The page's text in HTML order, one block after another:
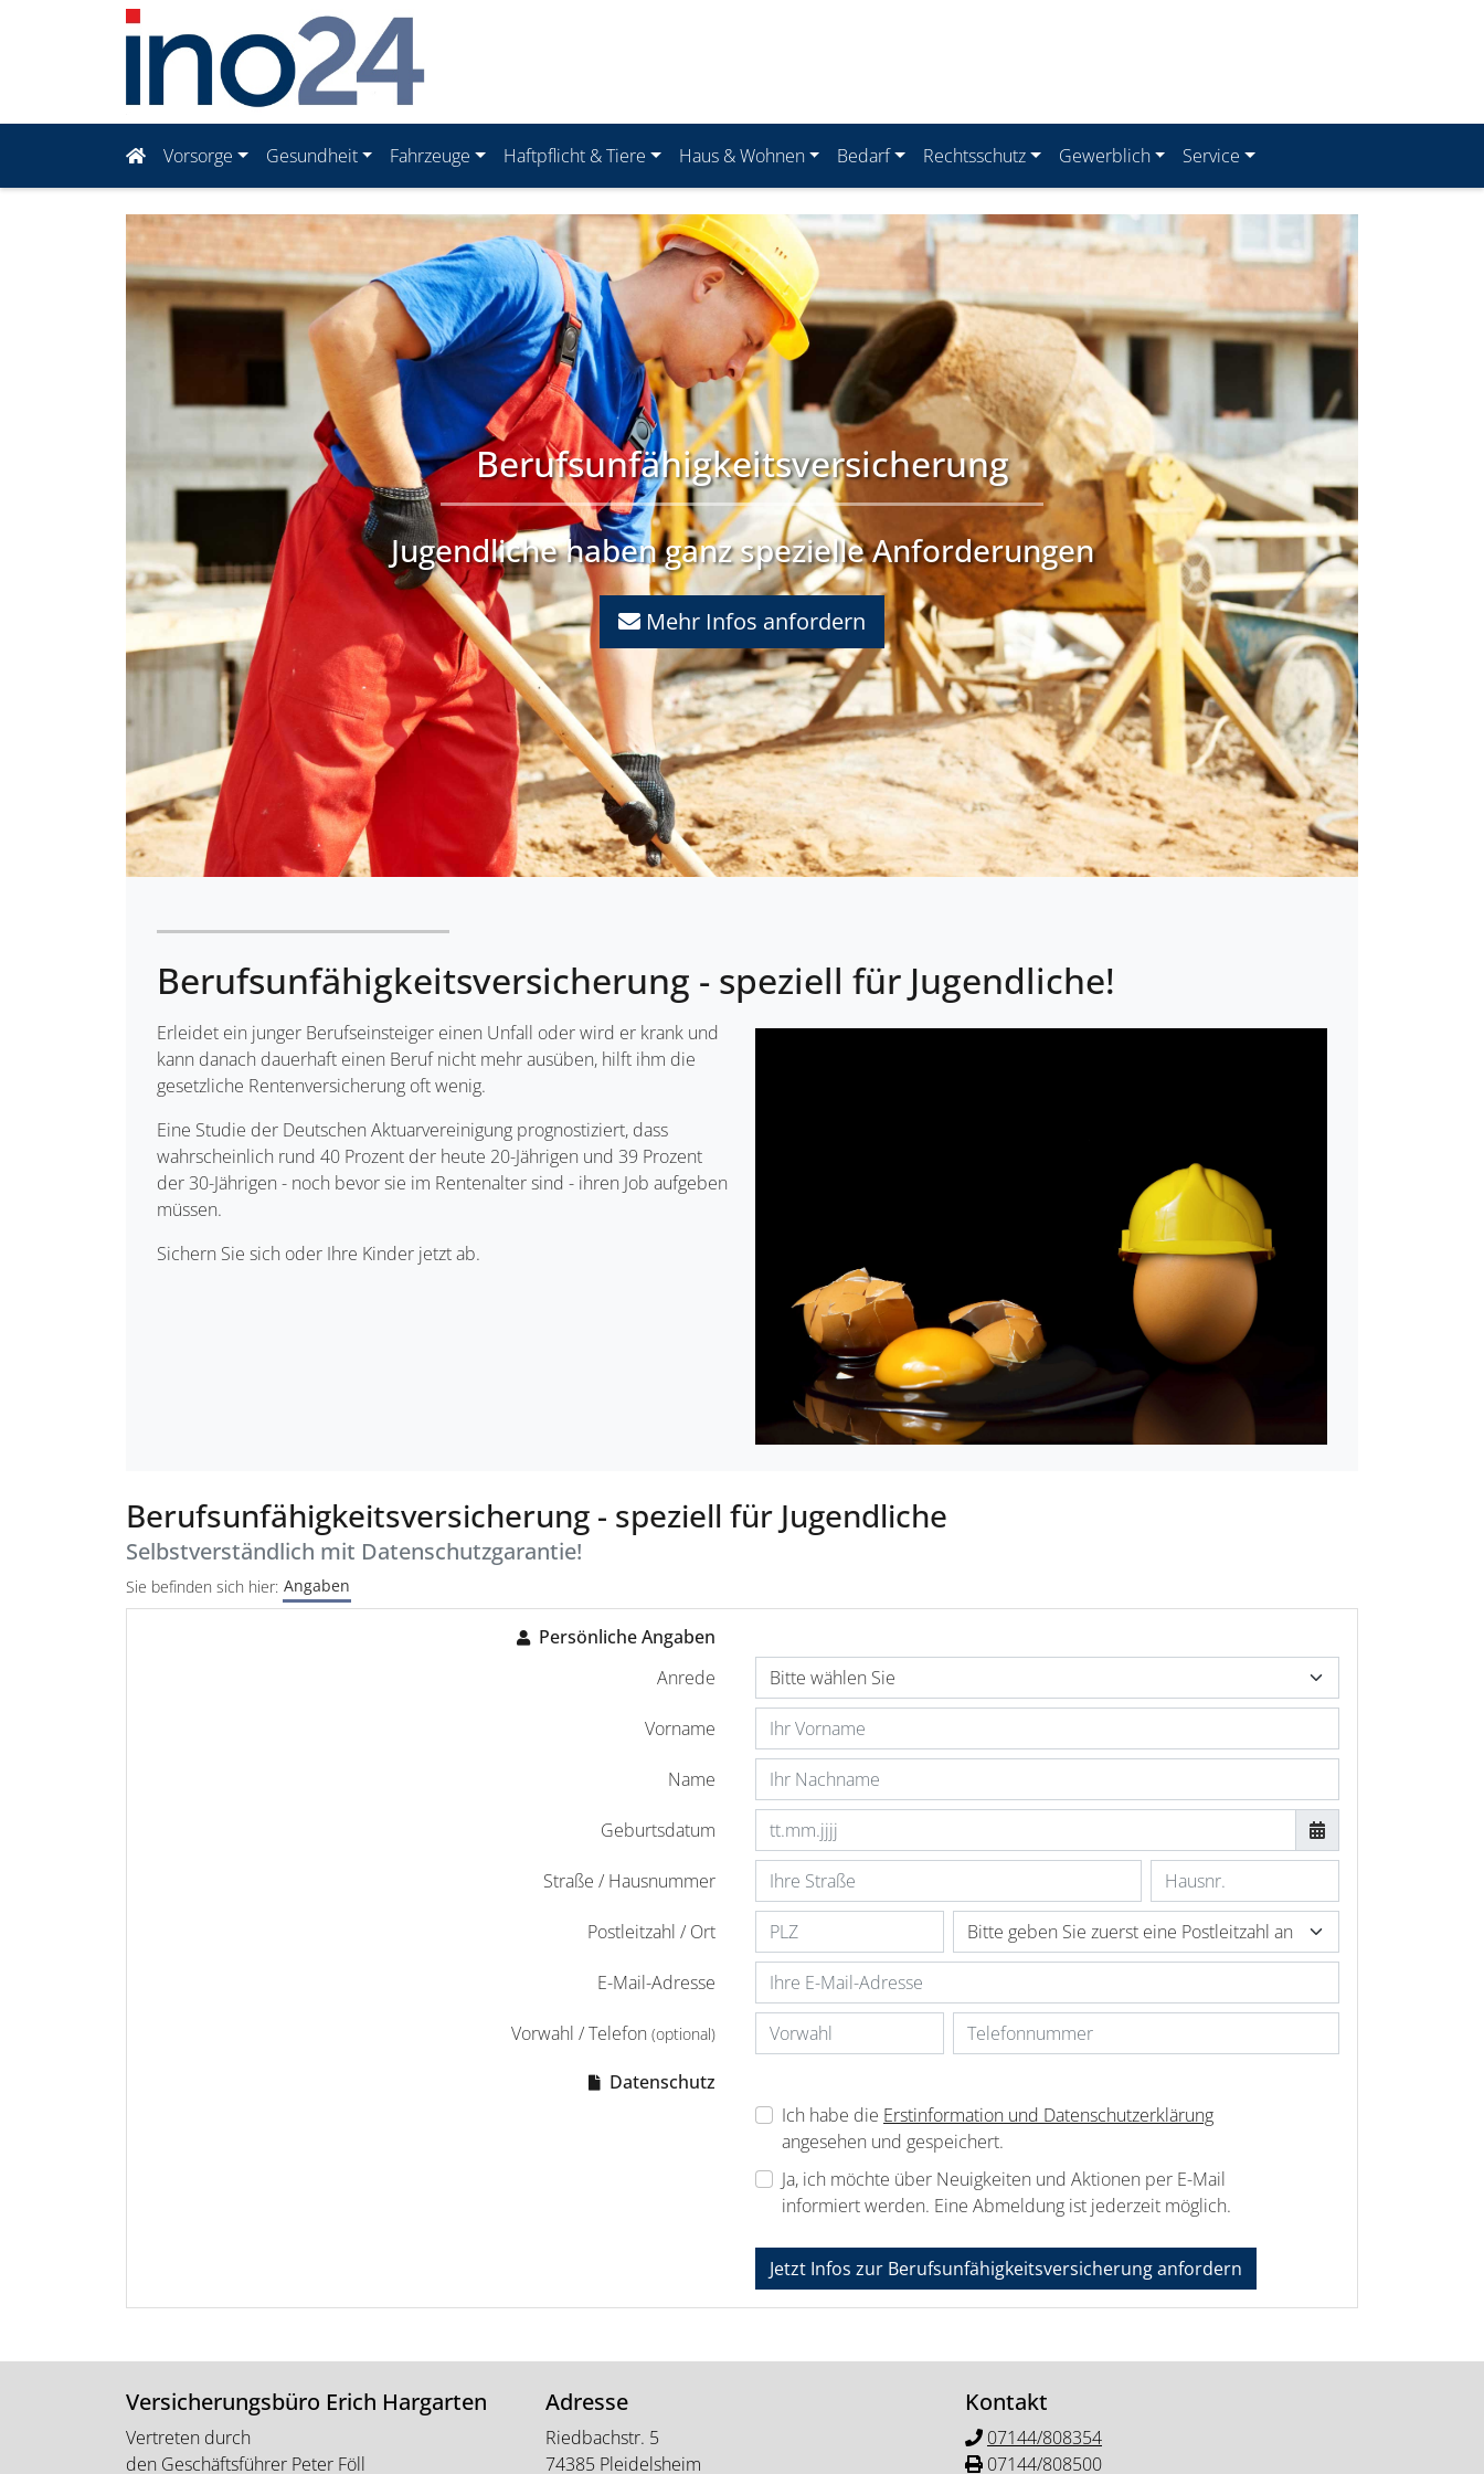
Vorsorge Gesundheit Fahrzeuge Haftpflicht & Tiere Haus & Wohnen Bedarf Rechtsschutz Gewerblich Service
Berufsunfähigkeitsversicherung
Jugendliche haben ganz spezielle Anforderungen
Mehr Infos anfordern
Berufsunfähigkeitsversicherung - speziell für Jugendliche!
Erleidet ein junger Berufseinsteiger einen Unfall oder wird er krank und
kann danach dauerhaft einen Beruf nicht mehr ausüben, hilft ihm die
gesetzliche Rentenversicherung oft wenig.
Eine Studie der Deutschen Aktuarvereinigung prognostiziert, dass
wahrscheinlich rund 40 Prozent der heute 20-Jährigen und 39 Prozent
der 30-Jährigen - noch bevor sie im Rentenalter sind - ihren Job aufgeben
müssen.
Sichern Sie sich oder Ihre Kinder jetzt ab.
Berufsunfähigkeitsversicherung - speziell für Jugendliche
Selbstverständlich mit Datenschutzgarantie!
Sie befinden sich hier: Angaben
Persönliche Angaben
Anrede
Vorname
Name
Geburtsdatum
Straße / Hausnummer
Postleitzahl / Ort
E-Mail-Adresse
Vorwahl / Telefon (optional)
Datenschutz
Ich habe die Erstinformation und Datenschutzerklärung
angesehen und gespeichert.
Ja, ich möchte über Neuigkeiten und Aktionen per E-Mail
informiert werden. Eine Abmeldung ist jederzeit möglich.
Jetzt Infos zur Berufsunfähigkeitsversicherung anfordern
Versicherungsbüro Erich Hargarten
Vertreten durch
den Geschäftsführer Peter Föll
Adresse
Riedbachstr. 5
74385 Pleidelsheim
Kontakt
07144/808354
07144/808500